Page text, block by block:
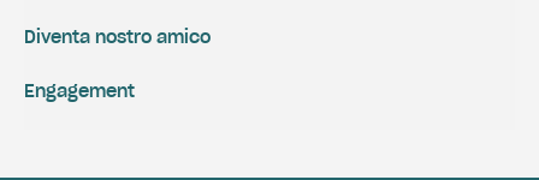
Engagement
Diventa nostro amico